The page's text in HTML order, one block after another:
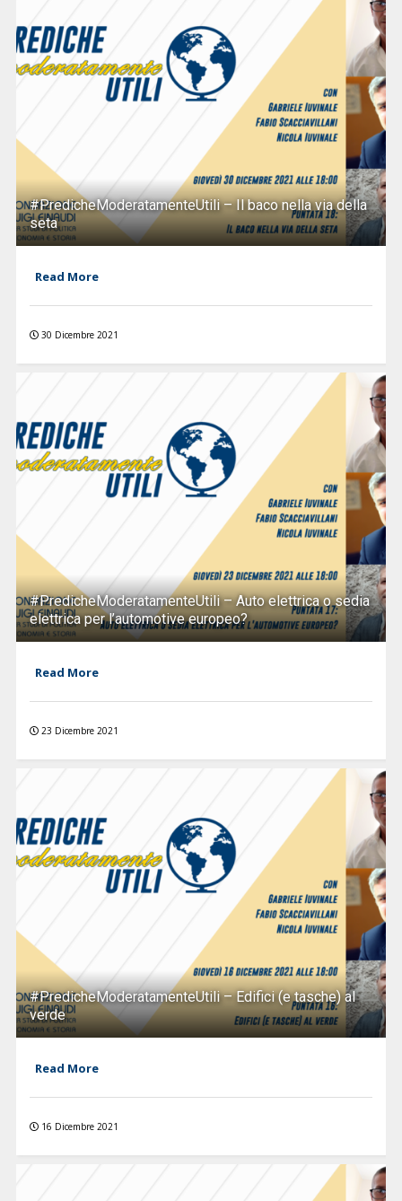
#PredicheModeratamenteUtili – Il baco nella via della
seta
Read More
30 Dicembre 2021
#PredicheModeratamenteUtili – Auto elettrica o sedia
elettrica per l’automotive europeo?
Read More
23 Dicembre 2021
#PredicheModeratamenteUtili – Edifici (e tasche) al
verde
Read More
16 Dicembre 2021